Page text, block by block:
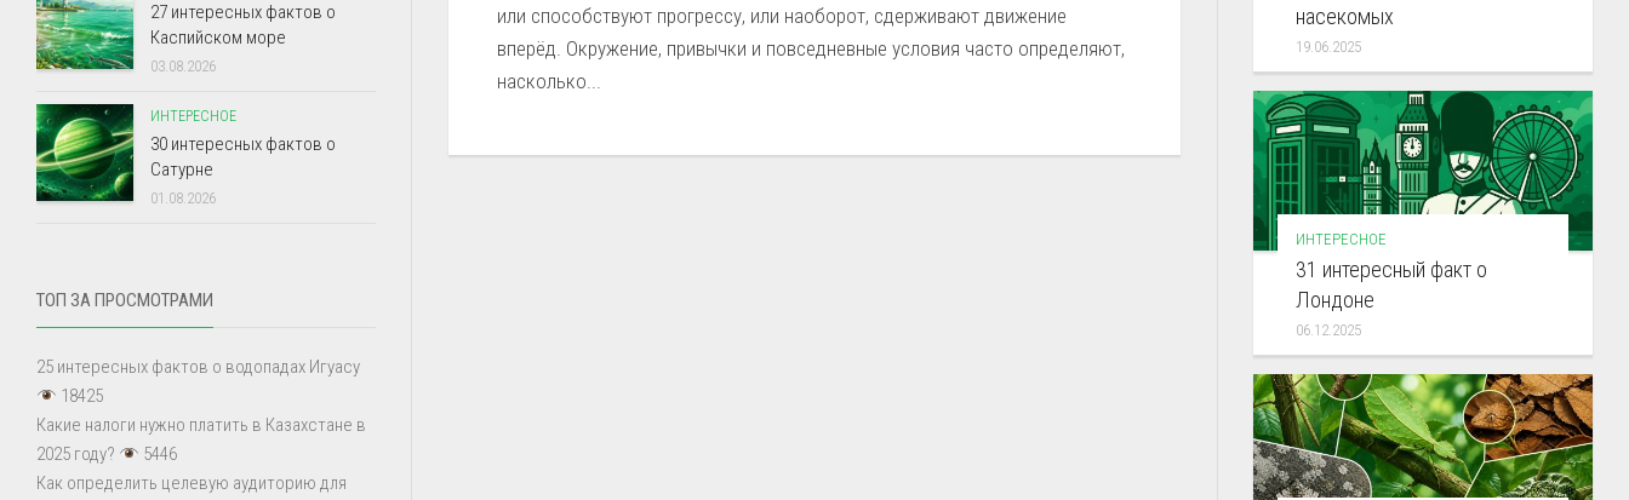
или способствуют прогрессу, или наоборот, сдерживают движение
вперёд. Окружение, привычки и повседневные условия часто определяют,
насколько...
27 интересных фактов о
Каспийском море
03.08.2026
ИНТЕРЕСНОЕ
30 интересных фактов о
Сатурне
01.08.2026
ТОП ЗА ПРОСМОТРАМИ
25 интересных фактов о водопадах Игуасу
18425
Какие налоги нужно платить в Казахстане в
2025 году?
5446
Как определить целевую аудиторию для
насекомых
19.06.2025
ИНТЕРЕСНОЕ
31 интересный факт о
Лондоне
06.12.2025